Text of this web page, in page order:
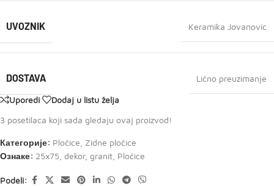
UVOZNIK Keramika Jovanovic
DOSTAVA Lično preuzimanje
Uporedi
Dodaj u listu želja
3 posetilaca koji sada gledaju ovaj proizvod!
Категорије: Pločice Zidne pločice
Ознаке: 25x75 dekor, granit Pločice
Podeli: